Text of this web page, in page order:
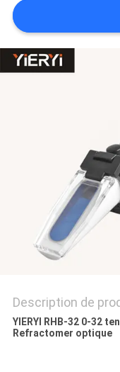
TOUS
LES
CAS
PRIVACY
POLICY
Description de
YIERYI RHB-32 0-32
Refractomer optique